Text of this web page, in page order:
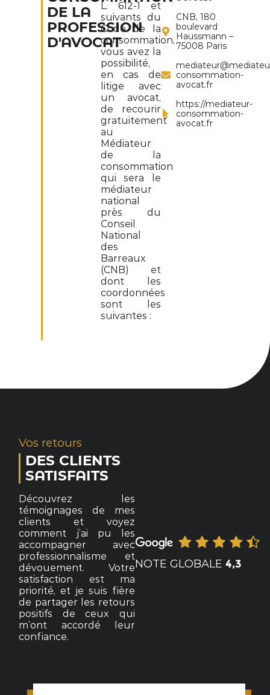
DE LA
PROFESSION
D'AVOCAT
L. 612-1 et
suivants du
Code de la
consommation,
vous avez la
possibilité,
en cas de
litige avec
un avocat,
de recourir
gratuitement
au
Médiateur
de la
consommation
qui sera le
médiateur
national
près du
Conseil
National
des
Barreaux
(CNB) et
dont les
coordonnées
sont les
suivantes :
CNB, 180
boulevard
Haussmann –
75008 Paris
consommation-
avocat.fr
https://mediateur-
consommation-
avocat.fr
Vos retours
DES CLIENTS
SATISFAITS
Découvrez les
témoignages de mes
clients et voyez
comment j’ai pu les
accompagner avec
professionnalisme et
dévouement. Votre
satisfaction est ma
priorité, et je suis fière
de partager les retours
positifs de ceux qui
m’ont accordé leur
confiance.
NOTE GLOBALE 4,3